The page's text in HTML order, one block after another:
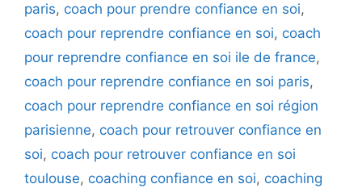
paris, coach pour prendre confiance en soi,
coach pour reprendre confiance en soi, coach
pour reprendre confiance en soi ile de france,
coach pour reprendre confiance en soi paris,
coach pour reprendre confiance en soi région
parisienne, coach pour retrouver confiance en
soi, coach pour retrouver confiance en soi
toulouse, coaching confiance en soi, coaching